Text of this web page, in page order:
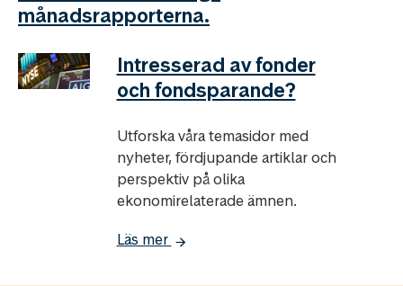
månadsrapporterna.
Intresserad av fonder
och fondsparande?
Utforska våra temasidor med
nyheter, fördjupande artiklar och
perspektiv på olika
ekonomirelaterade ämnen.
Läs mer